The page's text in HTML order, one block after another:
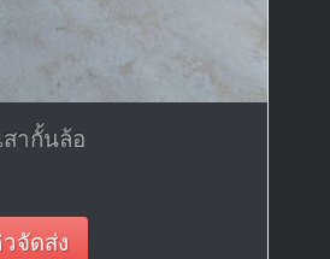
สากั้นล้อ
จัดส่ง